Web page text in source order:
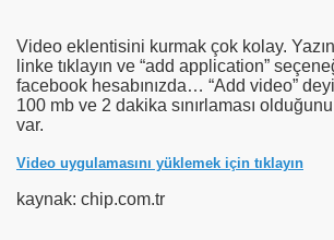
Video eklentisini kurmak çok kolay.
linke tıklayın ve “add application”
facebook hesabınızda… “Add video”
100 mb ve 2 dakika sınırlaması
var.
Video uygulamasını yüklemek için tıklayın
kaynak: chip.com.tr